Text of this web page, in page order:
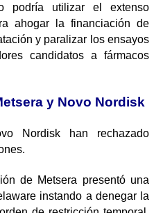
podría utilizar el extenso
ahogar la financiación de
y paralizar los ensayos
candidatos a fármacos
y Novo Nordisk
Nordisk han rechazado
de Metsera presentó una
instando a denegar la